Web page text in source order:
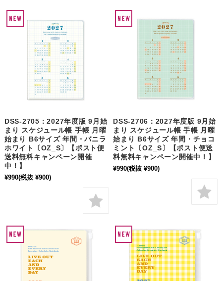
DSS-2705：2027年度版 9月始
まり スケジュール帳 手帳 月曜
始まり B6サイズ 年間・バニラ
ホワイト〔OZ_S〕【ポスト便
送料無料キャンペーン開催
中！】
¥990(税抜 ¥900)
DSS-2706：2027年度版 9月始
まり スケジュール帳 手帳 月曜
始まり B6サイズ 年間・チョコ
ミント〔OZ_S〕【ポスト便送
料無料キャンペーン開催中！】
¥990(税抜 ¥900)